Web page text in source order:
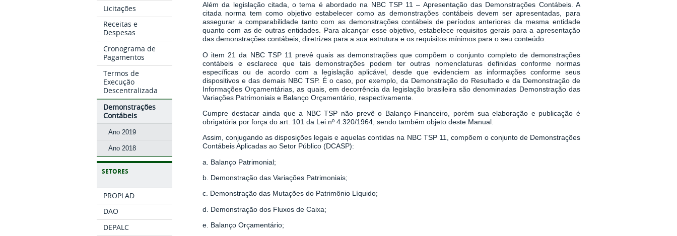
Licitações
Receitas e
Despesas
Cronograma de
Pagamentos
Termos de
Execução
Descentralizada
Demonstrações
Contábeis
Ano 2019
Ano 2018
SETORES
PROPLAD
DAO
DEPALC
Além da legislação citada, o tema é abordado na NBC TSP 11 – Apresentação das Demonstrações Contábeis. A
citada norma tem como objetivo estabelecer como as demonstrações contábeis devem ser apresentadas, para
assegurar a comparabilidade tanto com as demonstrações contábeis de períodos anteriores da mesma entidade
quanto com as de outras entidades. Para alcançar esse objetivo, estabelece requisitos gerais para a apresentação
das demonstrações contábeis, diretrizes para a sua estrutura e os requisitos mínimos para o seu conteúdo.
O item 21 da NBC TSP 11 prevê quais as demonstrações que compõem o conjunto completo de demonstrações
contábeis e esclarece que tais demonstrações podem ter outras nomenclaturas definidas conforme normas
específicas ou de acordo com a legislação aplicável, desde que evidenciem as informações conforme seus
dispositivos e das demais NBC TSP. É o caso, por exemplo, da Demonstração do Resultado e da Demonstração de
Informações Orçamentárias, as quais, em decorrência da legislação brasileira são denominadas Demonstração das
Variações Patrimoniais e Balanço Orçamentário, respectivamente.
Cumpre destacar ainda que a NBC TSP não prevê o Balanço Financeiro, porém sua elaboração e publicação é
obrigatória por força do art. 101 da Lei nº 4.320/1964, sendo também objeto deste Manual.
Assim, conjugando as disposições legais e aquelas contidas na NBC TSP 11, compõem o conjunto de Demonstrações
Contábeis Aplicadas ao Setor Público (DCASP):
a. Balanço Patrimonial;
b. Demonstração das Variações Patrimoniais;
c. Demonstração das Mutações do Patrimônio Líquido;
d. Demonstração dos Fluxos de Caixa;
e. Balanço Orçamentário;